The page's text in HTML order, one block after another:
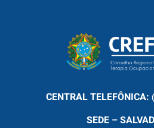
CENTRALTELEFÔNICA:
SEDE –